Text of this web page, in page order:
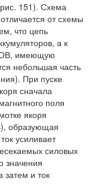
151). Схема
от схемы
что цепь
а к
ОВ, имеющую
небольшая часть
При пуске
сначала
поля
якоря
образующая
усиливает
силовых
значения
затем и ток